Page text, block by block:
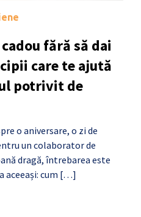
fără să dai
care te ajută
potrivit de
o aniversare, o zi de
un colaborator de
dragă, întrebarea este
aceeași: cum […]